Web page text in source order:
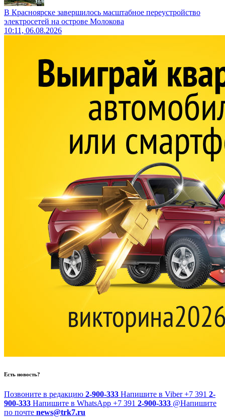
В Красноярске завершилось масштабное переустройство
электросетей на острове Молокова
10:11, 06.08.2026
Есть новость?
Позвоните в редакцию 2-900-333 Напишите в Viber +7 391 2-
900-333 Напишите в WhatsApp +7 391 2-900-333 @Напишите
по почте news@trk7.ru